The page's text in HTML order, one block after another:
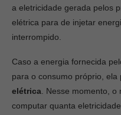
a eletricidade gerada pelos
elétrica para de injetar
interrompido.
Caso a energia fornecida
para o consumo próprio, ela
elétrica . Nesse momento,
computar quanta